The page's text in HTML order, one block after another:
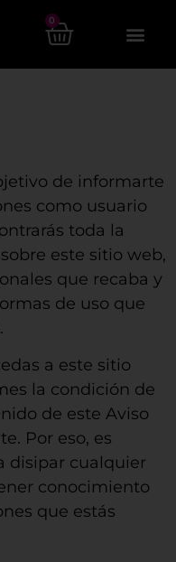
0
de informarte
como usuario
toda la
este sitio web,
que recaba y
de uso que
a este sitio
la condición de
de este Aviso
Por eso, es
disipar cualquier
conocimiento
que estás